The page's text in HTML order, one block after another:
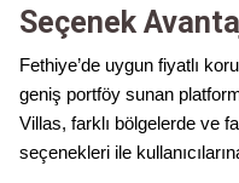
Seçenek
Fethiye’de uygun fiyatlı
geniş portföy sunan
Villas, farklı bölgelerde ve
seçenekleri ile